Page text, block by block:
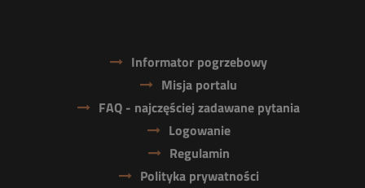
Informator pogrzebowy
Misja portalu
FAQ - najczęściej zadawane pytania
Logowanie
Regulamin
Polityka prywatności